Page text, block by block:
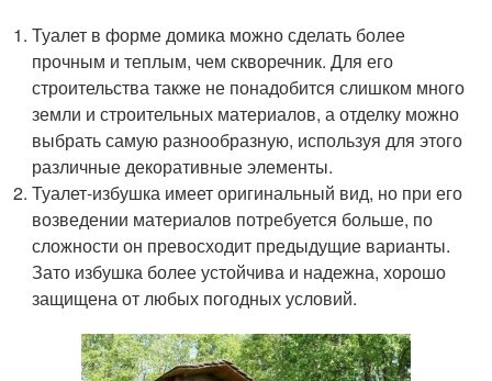
Туалет в форме домика можно сделать более
прочным и теплым, чем скворечник. Для его
строительства также не понадобится слишком много
земли и строительных материалов, а отделку можно
выбрать самую разнообразную, используя для этого
различные декоративные элементы.
Туалет-избушка имеет оригинальный вид, но при его
возведении материалов потребуется больше, по
сложности он превосходит предыдущие варианты.
Зато избушка более устойчива и надежна, хорошо
защищена от любых погодных условий.